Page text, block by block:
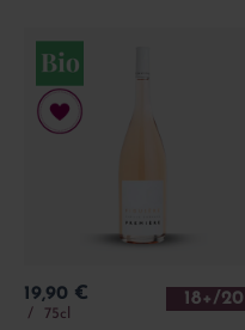
Prix
19,90 €
75cl
18+/20